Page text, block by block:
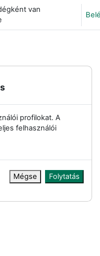
van
profilokat. A
felhasználói
Mégse Folytatás